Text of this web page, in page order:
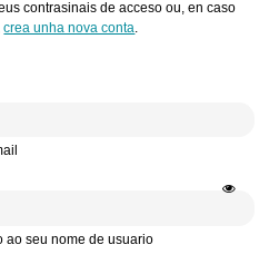
contrasinais de acceso ou, en caso
crea unha nova conta
ao seu nome de usuario